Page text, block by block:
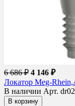
6 686 ₽ 4 146 ₽
Локатор Meg-
В наличии Арт.
В корзину